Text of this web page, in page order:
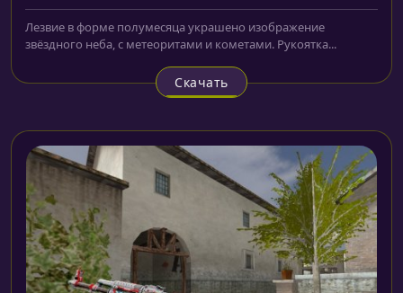
Лезвие в форме полумесяца украшено изображение
звёздного неба, с метеоритами и кометами. Рукоятка...
Скачать